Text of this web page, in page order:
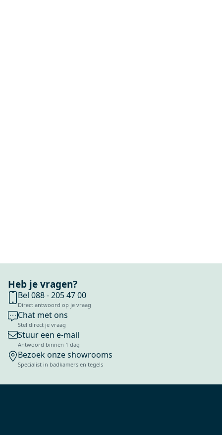
Heb je vragen?
Bel 088 - 205 47 00
Direct antwoord op je vraag
Chat met ons
Stel direct je vraag
Stuur een e-mail
Antwoord binnen 1 dag
Bezoek onze showrooms
Specialist in badkamers en tegels